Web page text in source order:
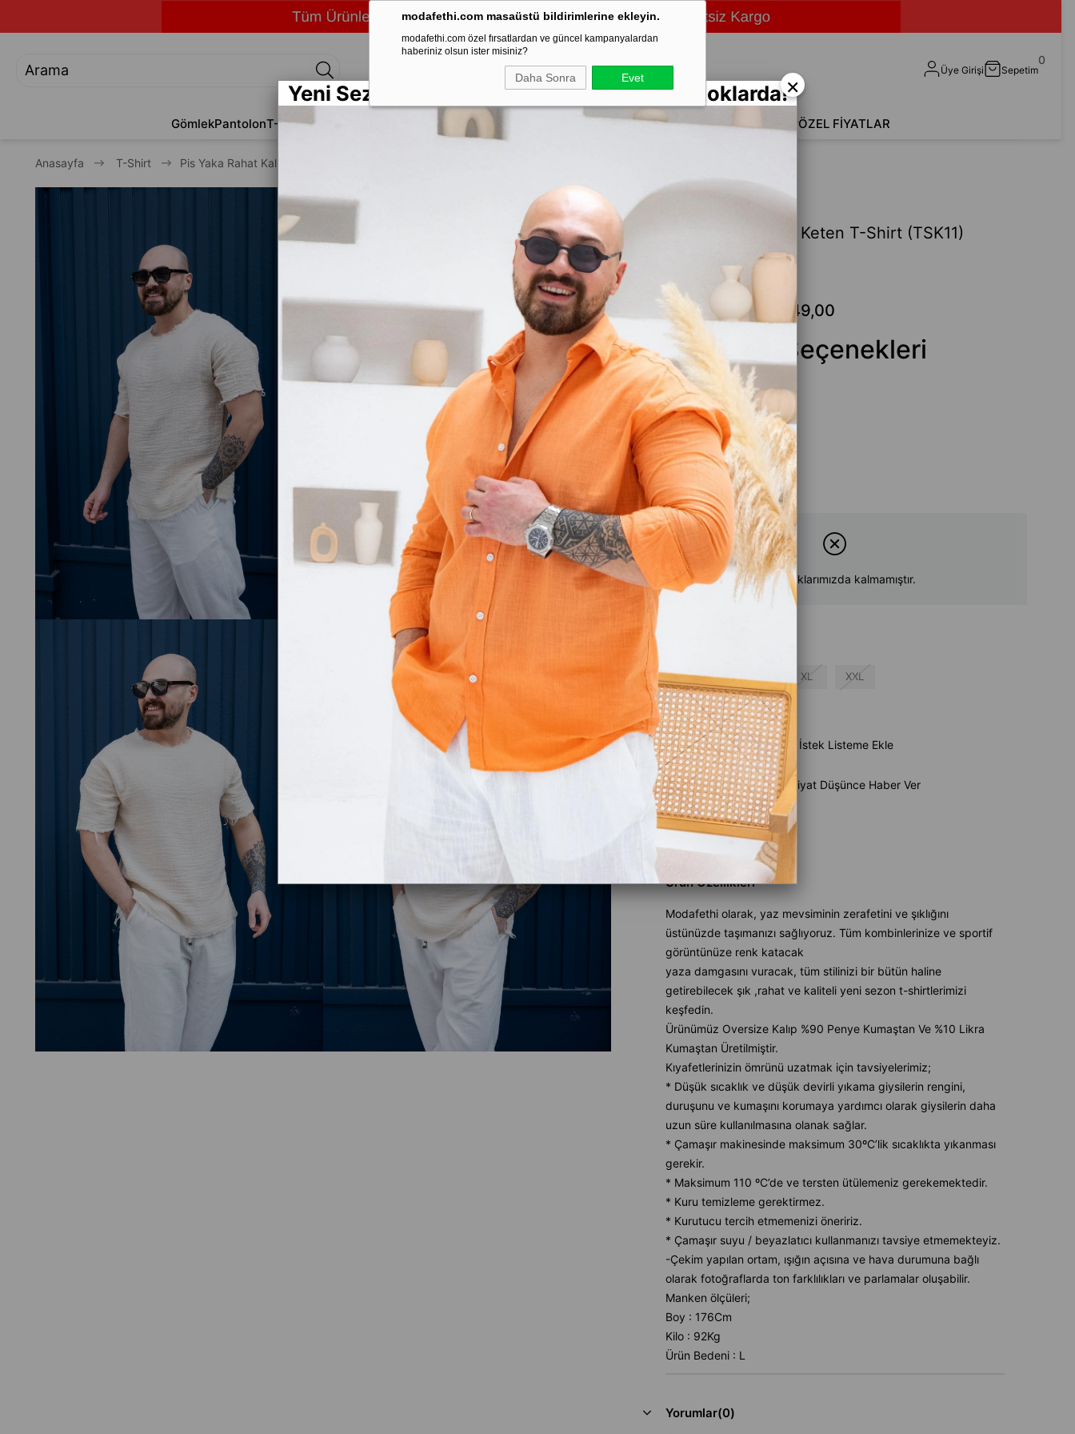
modafethi.com masaüstü bildirimlerine ekleyin.
modafethi.com özel fırsatlardan ve güncel kampanyalardan
haberiniz olsun ister misiniz?
Daha Sonra Evet
Üye Girişi Sepetim
0
GömlekPantolonT-ShirtJean Eşofman Ayakkabı Mevsimlik Mont & KabanSweatshirt AksesuarÖZEL FİYATLAR
Anasayfa T-Shirt Pis Yaka Rahat Kalıp Keten T-Shirt (TSK11)
Pis Yaka Rahat Kalıp Keten T-Shirt (TSK11)
İndirim
₺899,00 ₺549,00
Diğer Renk Seçenekleri
Tükendi Tükendi
Ürün stoklarımızda kalmamıştır.
Beden
S M XL XXL
Beden Tablosu
Favorilere Ekle İstek Listeme Ekle
İndirimli Ürün Fiyat Düşünce Haber Ver
Gelince Haber Ver
Ürün Özellikleri
Modafethi olarak, yaz mevsiminin zerafetini ve şıklığını
üstünüzde taşımanızı sağlıyoruz. Tüm kombinlerinize ve sportif
görüntünüze renk katacak
yaza damgasını vuracak, tüm stilinizi bir bütün haline
getirebilecek şık ,rahat ve kaliteli yeni sezon t-shirtlerimizi
keşfedin.
Ürünümüz Oversize Kalıp %90 Penye Kumaştan Ve %10 Likra
Kumaştan Üretilmiştir.
Kıyafetlerinizin ömrünü uzatmak için tavsiyelerimiz;
* Düşük sıcaklık ve düşük devirli yıkama giysilerin rengini,
duruşunu ve kumaşını korumaya yardımcı olarak giysilerin daha
uzun süre kullanılmasına olanak sağlar.
* Çamaşır makinesinde maksimum 30ºC’lik sıcaklıkta yıkanması
gerekir.
* Maksimum 110 ºC’de ve tersten ütülemeniz gerekemektedir.
* Kuru temizleme gerektirmez.
* Kurutucu tercih etmemenizi öneririz.
* Çamaşır suyu / beyazlatıcı kullanmanızı tavsiye etmemekteyiz.
-Çekim yapılan ortam, ışığın açısına ve hava durumuna bağlı
olarak fotoğraflarda ton farklılıkları ve parlamalar oluşabilir.
Manken ölçüleri;
Boy : 176Cm
Kilo : 92Kg
Ürün Bedeni : L
Yorumlar(0)
×
Yeni Sezon Rengarenk Keten Gömlekler Stoklarda!